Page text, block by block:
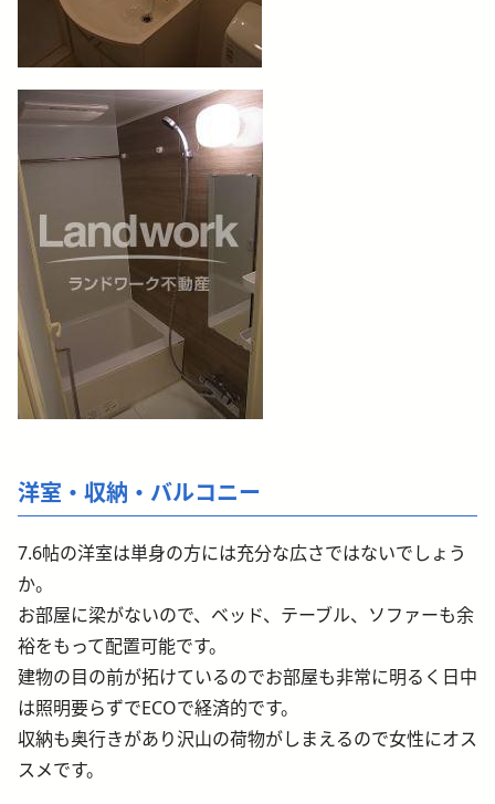
洋室・収納・バルコニー
7.6帖の洋室は単身の方には充分な広さではないでしょう
か。
お部屋に梁がないので、ベッド、テーブル、ソファーも余
裕をもって配置可能です。
建物の目の前が拓けているのでお部屋も非常に明るく日中
は照明要らずでECOで経済的です。
収納も奥行きがあり沢山の荷物がしまえるので女性にオス
スメです。